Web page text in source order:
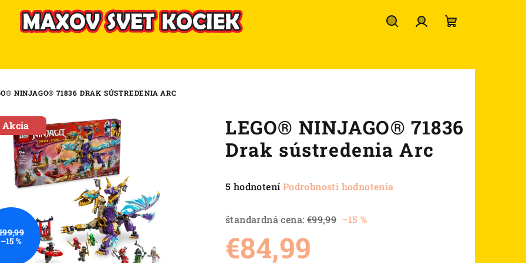
košík
NINJAGO® 71836 DRAK SÚSTREDENIA ARC
LEGO® NINJAGO® 71836
Drak sústredenia Arc
Priemerné
produktu
4,8
z
5 hodnotení Podrobnosti hodnotenia
štandardná cena: €99,99 –15 %
€84,99
Akcia
–15 %